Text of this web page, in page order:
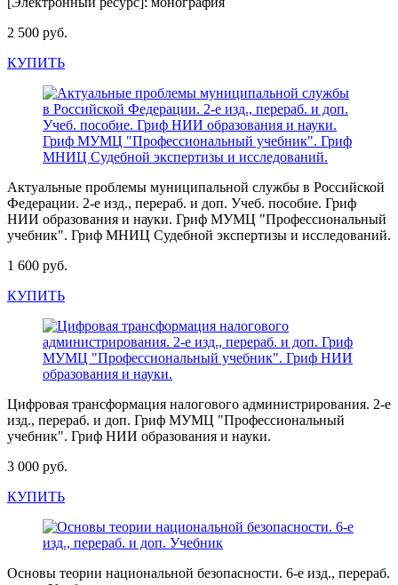
2 500 руб.
КУПИТЬ
Актуальные проблемы муниципальной службы в Российской
Федерации. 2-е изд., перераб. и доп. Учеб. пособие. Гриф
НИИ образования и науки. Гриф МУМЦ "Профессиональный
учебник". Гриф МНИЦ Судебной экспертизы и исследований.
1 600 руб.
КУПИТЬ
Цифровая трансформация налогового администрирования. 2-е
изд., перераб. и доп. Гриф МУМЦ "Профессиональный
учебник". Гриф НИИ образования и науки.
3 000 руб.
КУПИТЬ
Основы теории национальной безопасности. 6-е изд., перераб.